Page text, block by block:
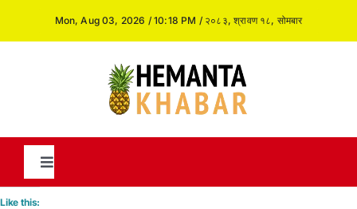
Mon, Aug 03, 2026 / 10:18 PM / २०८३, श्रावण १८, सोमबार
Toggle
Navigation
Like this: